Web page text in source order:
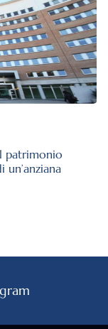
patrimonio